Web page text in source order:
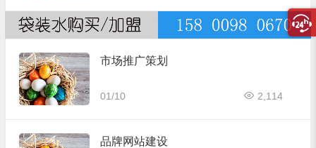
市场推广策划
01/10 2,114
品牌网站建设